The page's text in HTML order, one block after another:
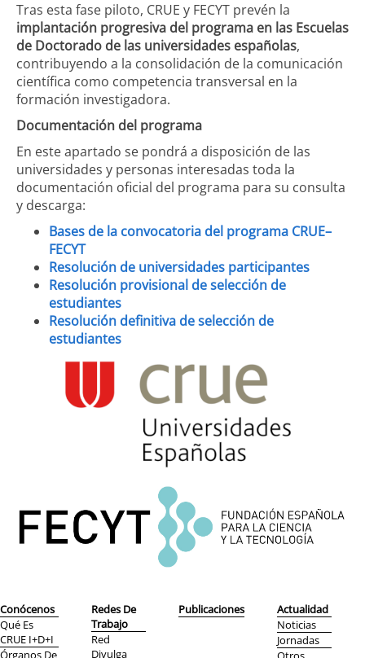
Tras esta fase piloto, CRUE y FECYT prevén la
implantación progresiva del programa en las Escuelas
de Doctorado de las universidades españolas,
contribuyendo a la consolidación de la comunicación
científica como competencia transversal en la
formación investigadora.
Documentación del programa
En este apartado se pondrá a disposición de las
universidades y personas interesadas toda la
documentación oficial del programa para su consulta
y descarga:
Bases de la convocatoria del programa CRUE–
FECYT
Resolución de universidades participantes
Resolución provisional de selección de
estudiantes
Resolución definitiva de selección de
estudiantes
Conócenos
Qué Es
CRUE I+D+i
Órganos De
Redes De
Trabajo
Red
Divulga
Publicaciones
Actualidad
Noticias
Jornadas